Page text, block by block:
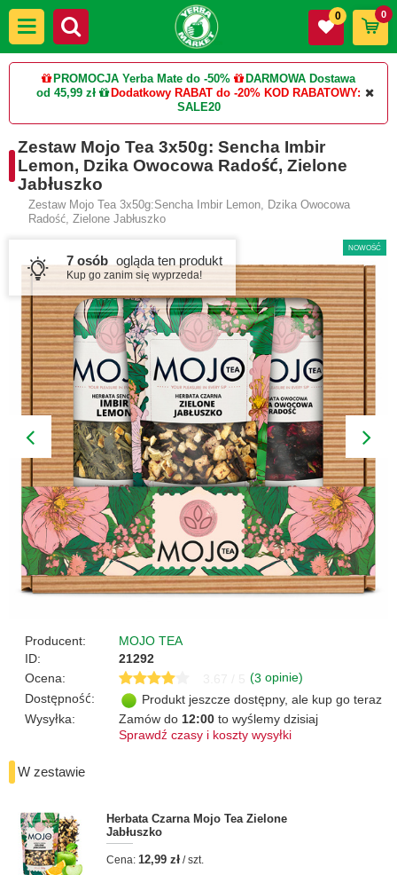
PROMOCJA Yerba Mate do -50%
DARMOWA Dostawa
od 45,99 zł
Dodatkowy RABAT do -20% KOD RABATOWY:
SALE20
0 0
Zestaw Mojo Tea 3x50g: Sencha Imbir
Lemon, Dzika Owocowa Radość, Zielone
Jabłuszko
Zestaw Mojo Tea 3x50g:Sencha Imbir Lemon, Dzika Owocowa
Radość, Zielone Jabłuszko
NOWOŚĆ
7 osób ogląda ten produkt
Kup go zanim się wyprzeda!
Producent:
MOJO TEA
ID:
21292
Ocena:
(3 opinie)
Dostępność:
Produkt jeszcze dostępny, ale kup go teraz
Wysyłka:
Zamów do 12:00 to wyślemy dzisiaj
Sprawdź czasy i koszty wysyłki
W zestawie
Herbata Czarna Mojo Tea Zielone
Jabłuszko
Cena: 12,99 zł / szt.